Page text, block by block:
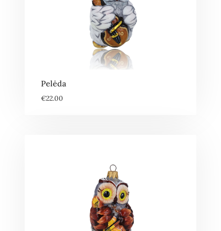
Pelėda
€22.00